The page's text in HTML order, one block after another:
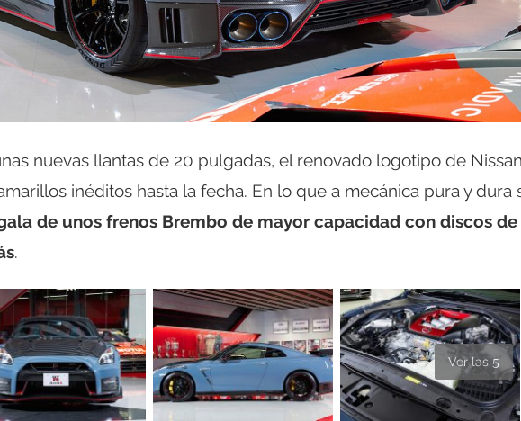
nuevas llantas de 20 pulgadas, el renovado logotipo de
inéditos hasta la fecha. En lo que a mecánica pura y dura
de unos frenos Brembo de mayor capacidad con discos de
.
Ver las 5